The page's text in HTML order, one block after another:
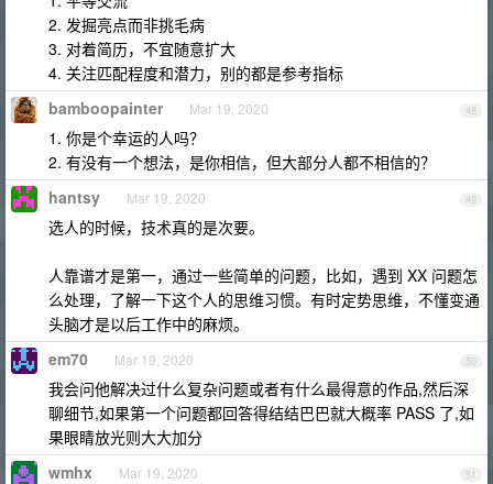
2. 发掘亮点而非挑毛病
3. 对着简历，不宜随意扩大
4. 关注匹配程度和潜力，别的都是参考指标
48
bamboopainter Mar 19, 2020
1. 你是个幸运的人吗？
2. 有没有一个想法，是你相信，但大部分人都不相信的？
49
hantsy Mar 19, 2020
选人的时候，技术真的是次要。
人靠谱才是第一，通过一些简单的问题，比如，遇到 XX 问题怎
么处理，了解一下这个人的思维习惯。有时定势思维，不懂变通
头脑才是以后工作中的麻烦。
50
em70 Mar 19, 2020
我会问他解决过什么复杂问题或者有什么最得意的作品,然后深
聊细节,如果第一个问题都回答得结结巴巴就大概率 PASS 了,如
果眼睛放光则大大加分
51
wmhx Mar 19, 2020